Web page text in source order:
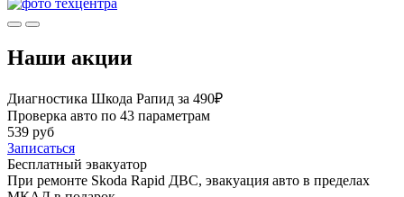
Наши акции
Диагностика Шкода Рапид за 490₽
Проверка авто по 43 параметрам
539 руб
Записаться
Бесплатный эвакуатор
При ремонте Skoda Rapid ДВС, эвакуация авто в пределах